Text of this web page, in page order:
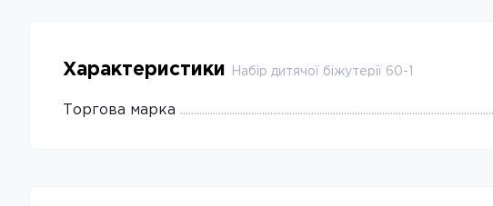
Характеристики Набір дитячої біжутерії 60-1
Торгова марка